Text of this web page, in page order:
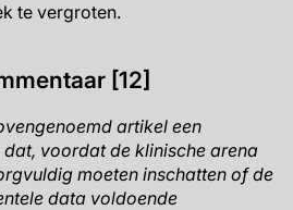
te vergroten.
[12]
artikel een
dat, voordat de klinische arena
moeten inschatten of de
data voldoende